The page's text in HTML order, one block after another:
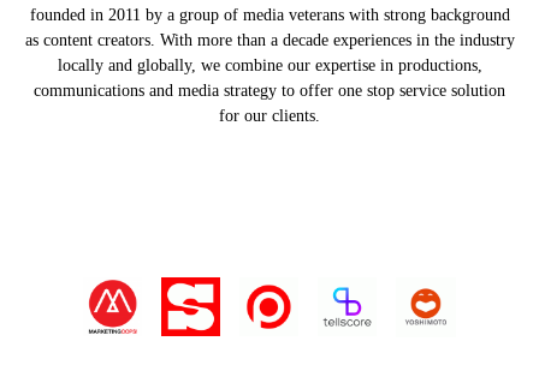
founded in 2011 by a group of media veterans with strong background
as content creators. With more than a decade experiences in the industry
locally and globally, we combine our expertise in productions,
communications and media strategy to offer one stop service solution
for our clients.